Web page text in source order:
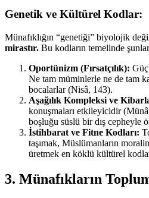
Genetik ve Kültürel Kodlar:
Münafıklığın “genetiği” biyolojik
mirastır. Bu kodların temelinde
Oportünizm (Fırsatçılık):
Ne tam müminlerle ne de tam
bocalarlar (Nisâ, 143).
Aşağılık Kompleksi ve
konuşmaları etkileyicidir
boşluğu süslü bir dış cepheyle
İstihbarat ve Fitne Kodları:
taşımak, Müslümanların
üretmek en köklü kültürel
3. Münafıkların